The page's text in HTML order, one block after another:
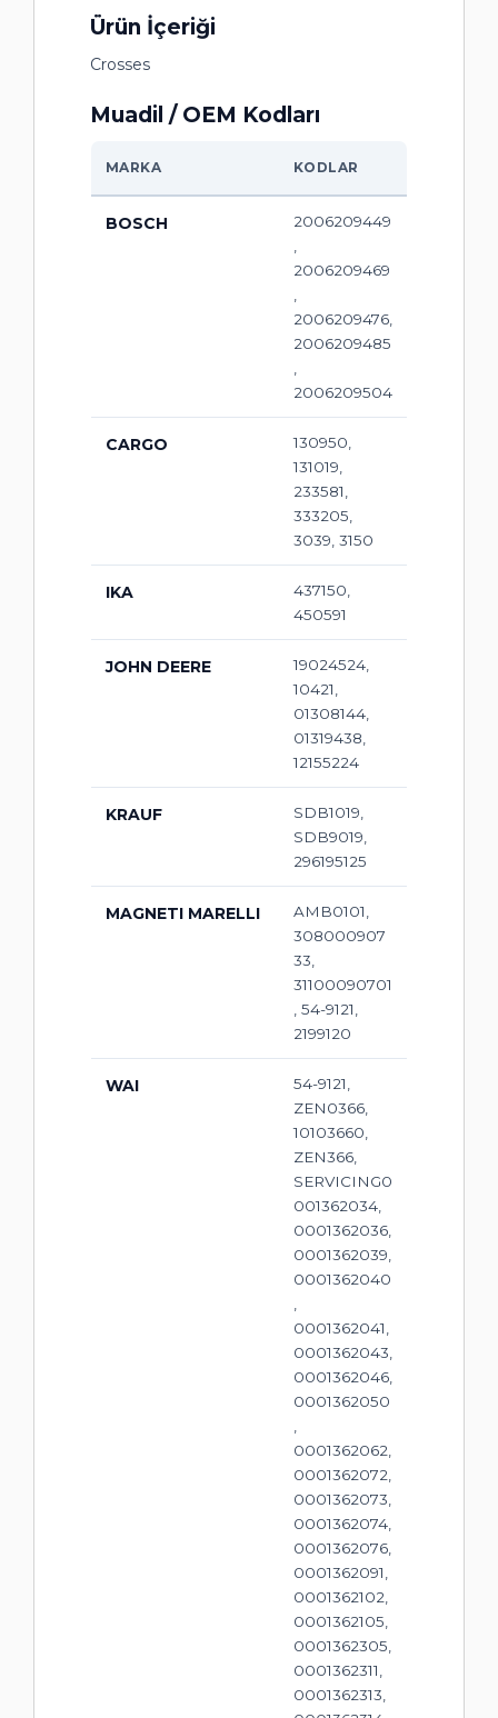
Ürün İçeriği
Crosses
Muadil / OEM Kodları
MARKA KODLAR
BOSCH
2006209449
2006209469
2006209476,
2006209485
2006209504
CARGO
130950,
131019,
233581,
333205,
3039, 3150
IKA
437150,
450591
JOHN DEERE
19024524,
10421,
01308144,
01319438,
12155224
KRAUF
SDB1019,
SDB9019,
296195125
MAGNETI MARELLI
AMB0101,
308000907
33,
31100090701
, 54-9121,
2199120
WAI
54-9121,
ZEN0366,
10103660,
ZEN366,
SERVICING0
001362034,
0001362036,
0001362039,
0001362040
0001362041,
0001362043,
0001362046,
0001362050
0001362062,
0001362072,
0001362073,
0001362074,
0001362076,
0001362091,
0001362102,
0001362105,
0001362305,
0001362311,
0001362313,